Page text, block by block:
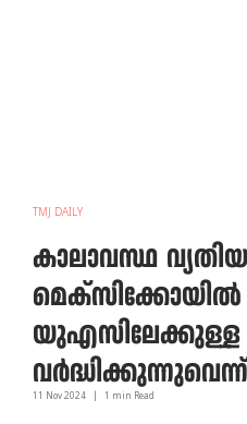
TMJ DAILY
കാലാവസ്ഥ
മെക്സിക്കോയിൽ
യുഎസിലേക്കുള്ള
11 Nov 2024 1 min Read